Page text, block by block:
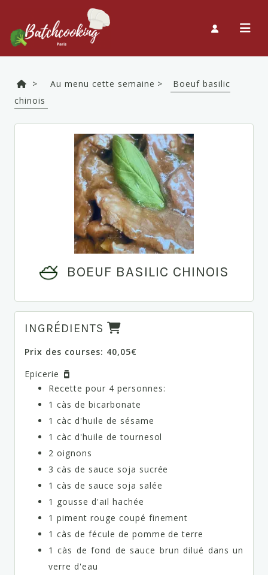
> Au menu cette semaine >
Boeuf basilic
chinois
BOEUF BASILIC CHINOIS
INGRÉDIENTS
Prix des courses: 40,05€
Epicerie
Recette pour 4 personnes:
1 càs de bicarbonate
1 càc d'huile de sésame
1 càc d'huile de tournesol
2 oignons
3 càs de sauce soja sucrée
1 càs de sauce soja salée
1 gousse d'ail hachée
1 piment rouge coupé finement
1 càs de fécule de pomme de terre
1 càs de fond de sauce brun dilué dans un
verre d'eau